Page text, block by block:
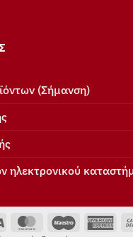
(Σήμανση)
ηλεκτρονικού
Visa MasterCardMaestro